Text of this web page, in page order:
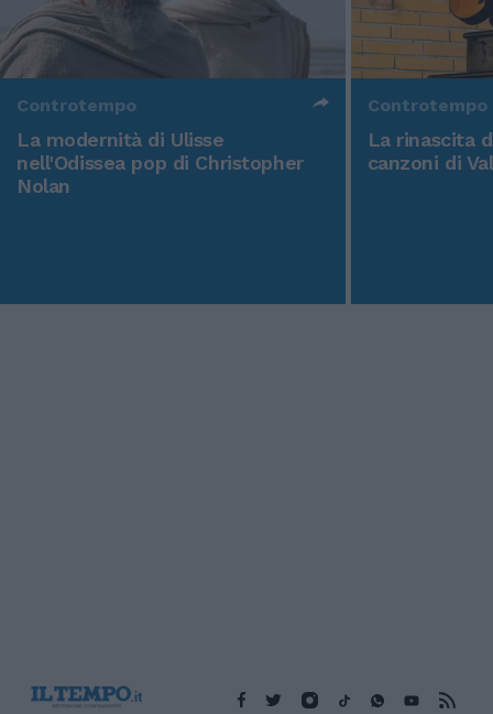
Controtempo
La modernità di Ulisse
nell'Odissea pop di Christopher
Nolan
Controtempo
La rinascita
canzoni di